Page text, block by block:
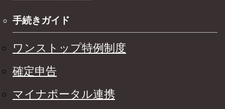
手続きガイド
ワンストップ特例制度
確定申告
マイナポータル連携